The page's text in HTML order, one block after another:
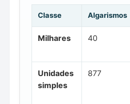
Classe Algarismos
Milhares 40
Unidades
simples
877